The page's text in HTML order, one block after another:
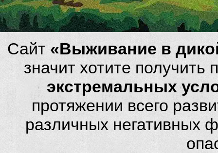
Сайт «Выживание в
значит хотите
экстремальных
протяжении всего
различных негативных